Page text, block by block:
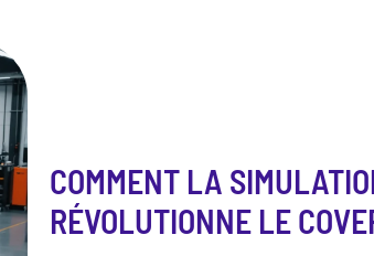
COMMENT LA
RÉVOLUTIONNE LE